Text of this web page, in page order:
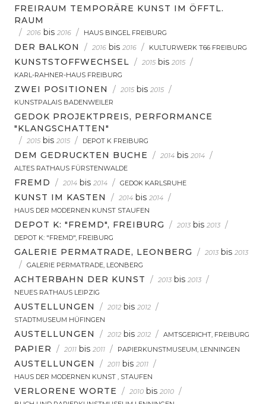
FREIRAUM TEMPORÄRE KUNST IM ÖFFTL.
RAUM
/ 2016 bis 2016 / HAUS BINGEL FREIBURG
DER BALKON / 2016 bis 2016 / KULTURWERK T66 FREIBURG
KUNSTSTOFFWECHSEL / 2015 bis 2015 /
KARL-RAHNER-HAUS FREIBURG
ZWEI POSITIONEN / 2015 bis 2015 /
KUNSTPALAIS BADENWEILER
GEDOK PROJEKTPREIS, PERFORMANCE
"KLANGSCHATTEN"
/ 2015 bis 2015 / DEPOT K FREIBURG
DEM GEDRUCKTEN BUCHE / 2014 bis 2014 /
ALTES RATHAUS FÜRSTENWALDE
FREMD / 2014 bis 2014 / GEDOK KARLSRUHE
KUNST IM KASTEN / 2014 bis 2014 /
HAUS DER MODERNEN KUNST STAUFEN
DEPOT K: "FREMD", FREIBURG / 2013 bis 2013 /
DEPOT K: "FREMD", FREIBURG
GALERIE PERMATRADE, LEONBERG / 2013 bis 2013
/ GALERIE PERMATRADE, LEONBERG
ACHTERBAHN DER KUNST / 2013 bis 2013 /
NEUES RATHAUS LEIPZIG
AUSTELLUNGEN / 2012 bis 2012 /
STADTMUSEUM HÜFINGEN
AUSTELLUNGEN / 2012 bis 2012 / AMTSGERICHT, FREIBURG
PAPIER / 2011 bis 2011 / PAPIERKUNSTMUSEUM, LENNINGEN
AUSTELLUNGEN / 2011 bis 2011 /
HAUS DER MODERNEN KUNST , STAUFEN
VERLORENE WORTE / 2010 bis 2010 /